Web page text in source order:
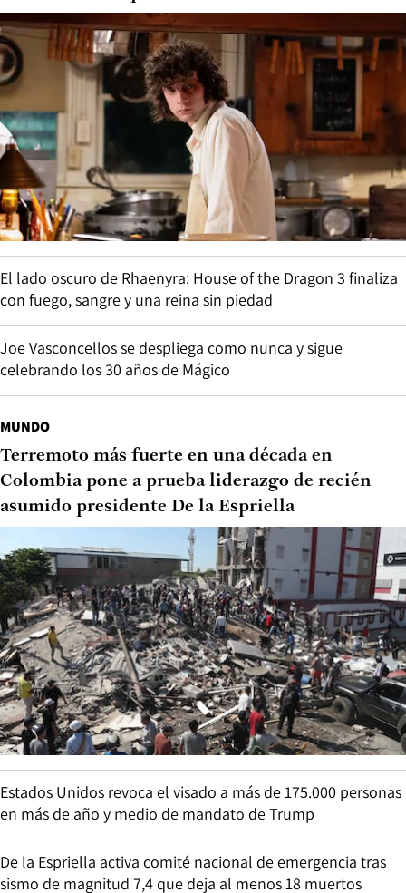
El lado oscuro de Rhaenyra: House of the Dragon 3 finaliza
con fuego, sangre y una reina sin piedad
Joe Vasconcellos se despliega como nunca y sigue
celebrando los 30 años de Mágico
MUNDO
Terremoto más fuerte en una década en
Colombia pone a prueba liderazgo de recién
asumido presidente De la Espriella
Estados Unidos revoca el visado a más de 175.000 personas
en más de año y medio de mandato de Trump
De la Espriella activa comité nacional de emergencia tras
sismo de magnitud 7,4 que deja al menos 18 muertos